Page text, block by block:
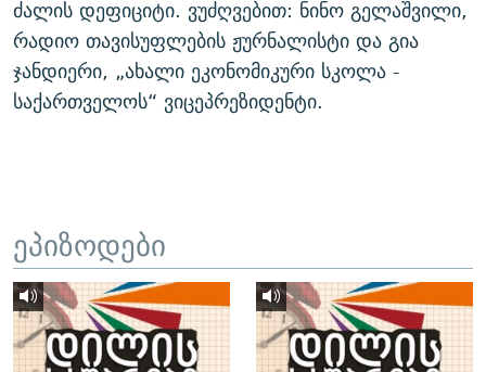
ძალის დეფიციტი. ვუძღვებით: ნინო გელაშვილი,
რადიო თავისუფლების ჟურნალისტი და გია
ჯანდიერი, „ახალი ეკონომიკური სკოლა -
საქართველოს“ ვიცეპრეზიდენტი.
ეპიზოდები